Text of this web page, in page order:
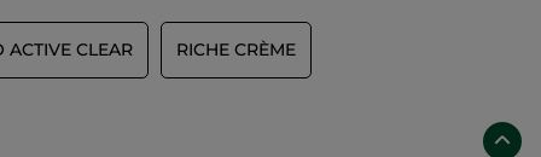
ACTIVE CLEAR RICHE CRÈME